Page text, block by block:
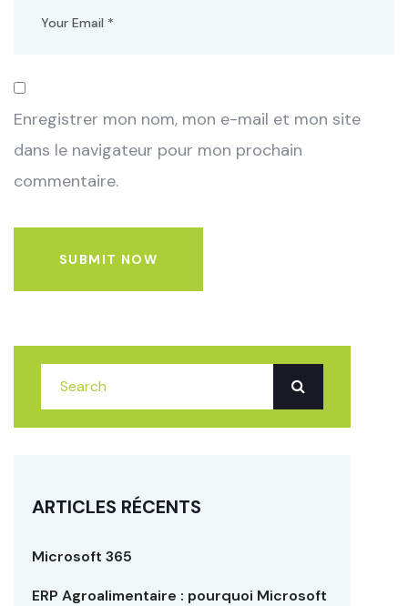
Enregistrer mon nom, mon e-mail et mon site
dans le navigateur pour mon prochain
commentaire.
SUBMIT NOW
ARTICLES RÉCENTS
Microsoft 365
ERP Agroalimentaire : pourquoi Microsoft